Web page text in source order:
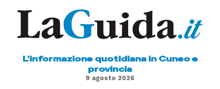
L'informazione quotidiana in Cuneo e
provincia
9 agosto 2026